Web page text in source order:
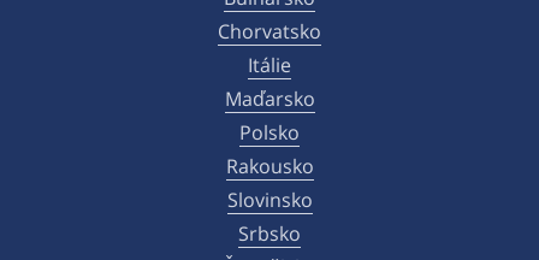
Chorvatsko
Itálie
Maďarsko
Polsko
Rakousko
Slovinsko
Srbsko